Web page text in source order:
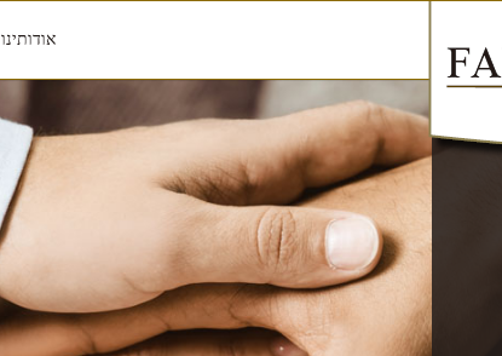
אודותינו